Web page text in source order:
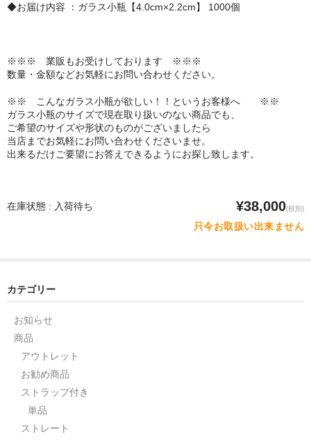
◆お届け内容 ：ガラス小瓶【4.0cm×2.2cm】 1000個
※※※ 業販もお受けしております ※※※
数量・金額などお気軽にお問い合わせください。
※※ こんなガラス小瓶が欲しい！！というお客様へ ※※
ガラス小瓶のサイズで現在取り扱いのない商品でも、
ご希望のサイズや形状のものがございましたら
当店までお気軽にお問い合わせくださいませ。
出来るだけご要望にお答えできるようにお探し致します。
在庫状態 : 入荷待ち ¥38,000(税別)
只今お取扱い出来ません
カテゴリー
お知らせ
商品
アウトレット
お勧め商品
ストラップ付き
単品
ストレート